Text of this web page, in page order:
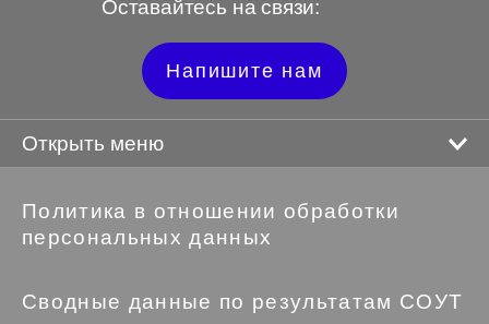
Оставайтесь на связи:
Напишите нам
Открыть меню
Политика в отношении обработки
персональных данных
Сводные данные по результатам СОУТ